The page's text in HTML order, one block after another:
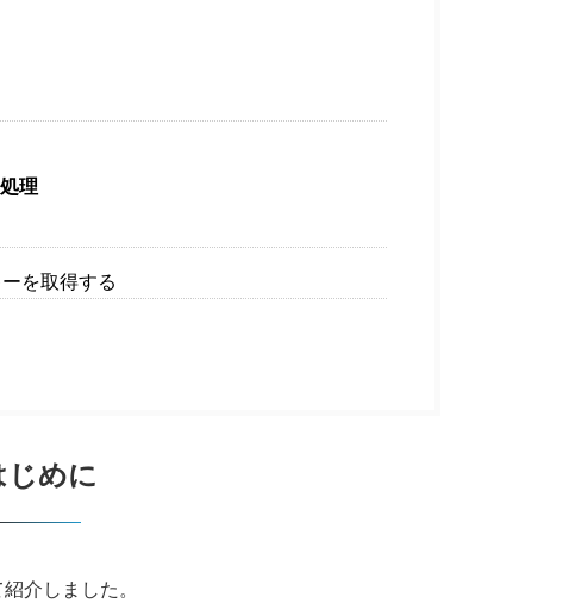
理
を取得する
じめに
介しました。